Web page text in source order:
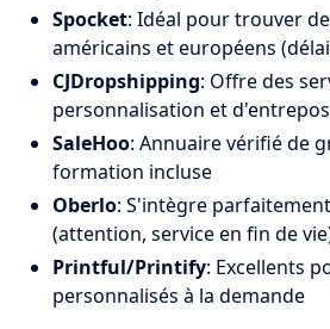
Spocket: Idéal pour trouver
américains et européens
CJDropshipping: Offre des
personnalisation et
SaleHoo: Annuaire vérifié de
formation incluse
Oberlo: S'intègre
(attention, service en fin de
Printful/Printify: Excellents
personnalisés à la demande